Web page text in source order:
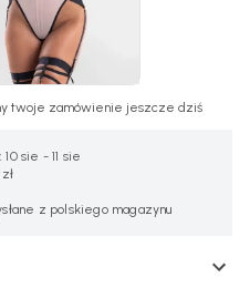
twoje zamówienie jeszcze dziś
10 sie - 11 sie
z polskiego magazynu